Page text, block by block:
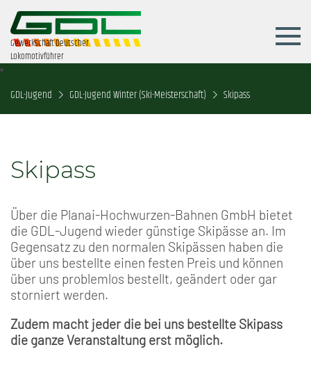
Gewerkschaft Deutscher
Lokomotivführer
GDL-Jugend GDL-Jugend Winter (Ski-Meisterschaft) Skipass
Skipass
Über die Planai-Hochwurzen-Bahnen GmbH bietet
die GDL-Jugend wieder günstige Skipässe an. Im
Gegensatz zu den normalen Skipässen haben die
über uns bestellte einen festen Preis und können
über uns problemlos bestellt, geändert oder gar
storniert werden.
Zudem macht jeder die bei uns bestellte Skipass
die ganze Veranstaltung erst möglich.